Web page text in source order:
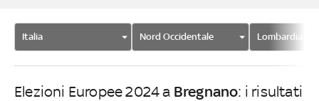
Italia Nord Occidentale Lombardia
Elezioni Europee 2024 a Bregnano: i risultati